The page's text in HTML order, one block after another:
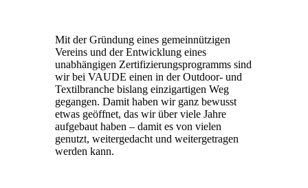
Mit der Gründung eines gemeinnützigen
Vereins und der Entwicklung eines
unabhängigen Zertifizierungsprogramms sind
wir bei VAUDE einen in der Outdoor- und
Textilbranche bislang einzigartigen Weg
gegangen. Damit haben wir ganz bewusst
etwas geöffnet, das wir über viele Jahre
aufgebaut haben – damit es von vielen
genutzt, weitergedacht und weitergetragen
werden kann.